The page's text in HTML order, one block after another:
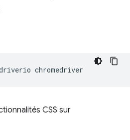
CSS sur